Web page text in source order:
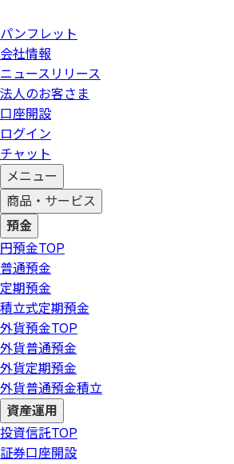
パンフレット
会社情報
ニュースリリース
法人のお客さま
口座開設
ログイン
チャット
メニュー
商品・サービス
預金
円預金TOP
普通預金
定期預金
積立式定期預金
外貨預金TOP
外貨普通預金
外貨定期預金
外貨普通預金積立
資産運用
投資信託TOP
証券口座開設